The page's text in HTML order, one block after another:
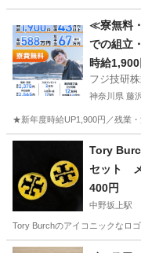
アクセ
≪寮無料
での組立
時給1,900
フジ技研
神奈川県 藤
★新年度時給UP1,900円／残業
神奈川 藤沢市 Tory
セット
400円
中野坂上駅
Tory Burchのアイコニックなロ
東京 中野区